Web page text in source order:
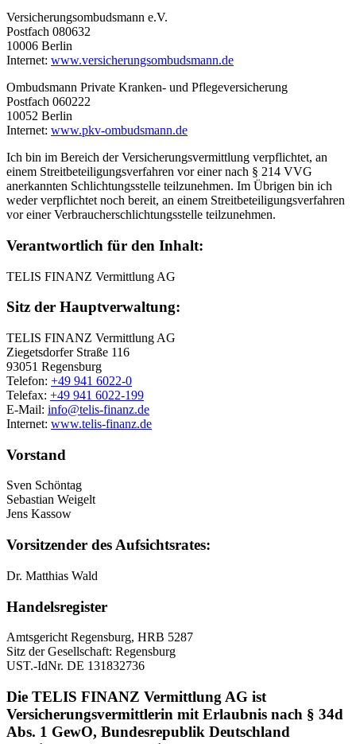
Versicherungsombudsmann e.V.
Postfach 080632
10006 Berlin
Internet: www.versicherungsombudsmann.de
Ombudsmann Private Kranken- und Pflegeversicherung
Postfach 060222
10052 Berlin
Internet: www.pkv-ombudsmann.de
Ich bin im Bereich der Versicherungsvermittlung verpflichtet, an
einem Streitbeteiligungsverfahren vor einer nach § 214 VVG
anerkannten Schlichtungsstelle teilzunehmen. Im Übrigen bin ich
weder verpflichtet noch bereit, an einem Streitbeteiligungsverfahren
vor einer Verbraucherschlichtungsstelle teilzunehmen.
Verantwortlich für den Inhalt:
TELIS FINANZ Vermittlung AG
Sitz der Hauptverwaltung:
TELIS FINANZ Vermittlung AG
Ziegetsdorfer Straße 116
93051 Regensburg
Telefon: +49 941 6022-0
Telefax: +49 941 6022-199
E-Mail: info@telis-finanz.de
Internet: www.telis-finanz.de
Vorstand
Sven Schöntag
Sebastian Weigelt
Jens Kassow
Vorsitzender des Aufsichtsrates:
Dr. Matthias Wald
Handelsregister
Amtsgericht Regensburg, HRB 5287
Sitz der Gesellschaft: Regensburg
UST.-IdNr. DE 131832736
Die TELIS FINANZ Vermittlung AG ist
Versicherungsvermittlerin mit Erlaubnis nach § 34d
Abs. 1 GewO, Bundesrepublik Deutschland